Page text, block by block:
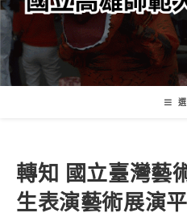
容
轉知 國立臺灣藝
生表演藝術展演